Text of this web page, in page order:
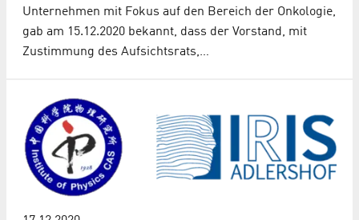
Unternehmen mit Fokus auf den Bereich der Onkologie,
gab am 15.12.2020 bekannt, dass der Vorstand, mit
Zustimmung des Aufsichtsrats,…